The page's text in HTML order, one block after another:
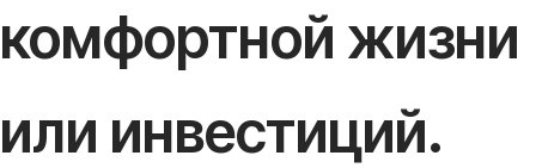
комфортной жизни
или инвестиций.